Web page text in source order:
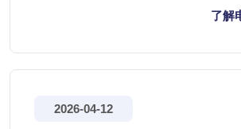
在这片广阔的天地里找到那些真正有
了解
2026-04-12